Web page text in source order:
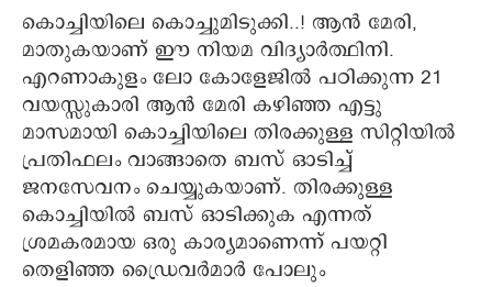
കൊച്ചിയിലെ കൊച്ചുമിടുക്കി..! ആന്‍ മേരി,
മാതുകയാണ് ഈ നിയമ വിദ്യാര്‍ത്ഥിനി.
എറണാകുളം ലോ കോളേജില്‍ പഠിക്കുന്ന 21
വയസ്സുകാരി ആന്‍ മേരി കഴിഞ്ഞ എട്ടു
മാസമായി കൊച്ചിയിലെ തിരക്കുള്ള സിറ്റിയില്‍
പ്രതിഫലം വാങ്ങാതെ ബസ് ഓടിച്ച്
ജനസേവനം ചെയ്യുകയാണ്. തിരക്കുള്ള
കൊച്ചിയില്‍ ബസ് ഓടിക്കുക എന്നത്
ശ്രമകരമായ ഒരു കാര്യമാണെന്ന് പയറ്റി
തെളിഞ്ഞ ഡ്രൈവര്‍മാര്‍ പോലും